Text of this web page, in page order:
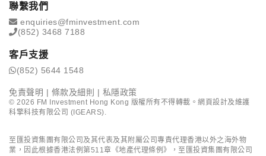
聯繫我們
enquiries@fminvestment.com
(852) 3468 7188
客戶支援
(852) 5644 1548
免責聲明 | 條款及細則 | 私隱政策
© 2026 FM Investment Hong Kong 版權所有不得轉載。網頁設計及維護
科擎科技有限公司 (IGEARS).
至匯投資集團有限公司及其代表及其附屬公司專責代理香港以外之海外物
業，因此根據香港法例第511章《地產代理條例》，至匯投資集團有限公司